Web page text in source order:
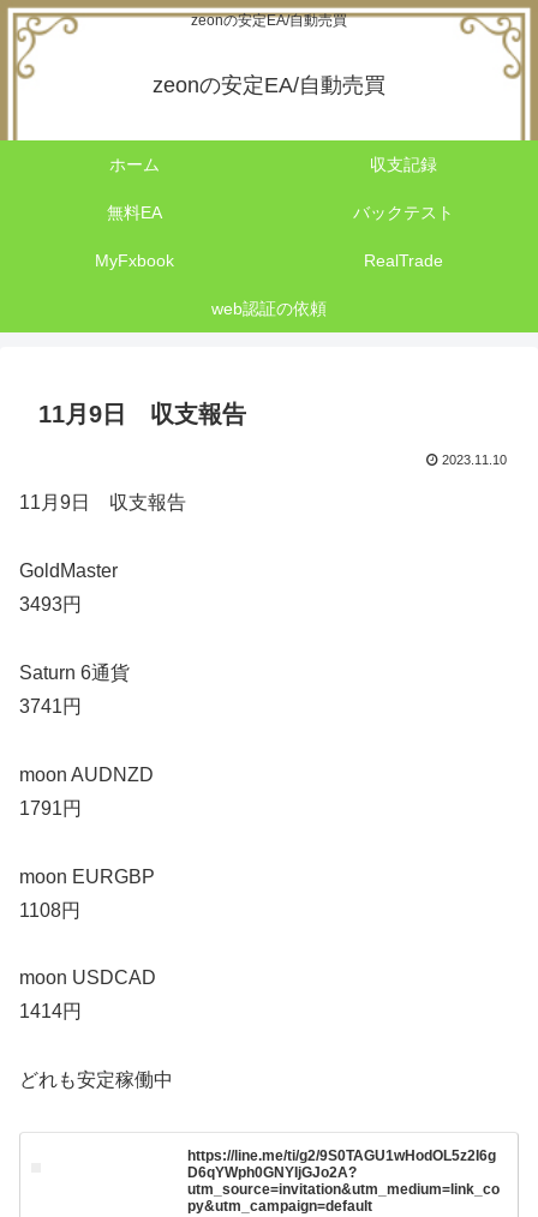
zeonの安定EA/自動売買
zeonの安定EA/自動売買
ホーム 収支記録
無料EA バックテスト
MyFxbook RealTrade
web認証の依頼
11月9日 収支報告
2023.11.10
11月9日 収支報告
GoldMaster
3493円
Saturn 6通貨
3741円
moon AUDNZD
1791円
moon EURGBP
1108円
moon USDCAD
1414円
どれも安定稼働中
https://line.me/ti/g2/9S0TAGU1wHodOL5z2I6g
D6qYWph0GNYIjGJo2A?
utm_source=invitation&utm_medium=link_co
py&utm_campaign=default